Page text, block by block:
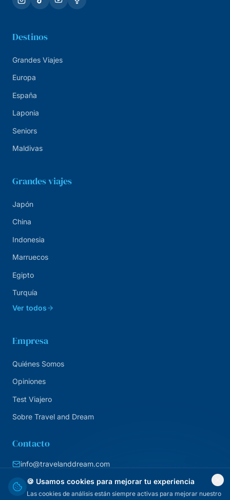
🍪 Usamos cookies para mejorar tu experiencia
Las cookies de análisis están siempre activas para mejorar nuestro
Destinos
Grandes Viajes
Europa
España
Laponia
Seniors
Maldivas
Grandes viajes
Japón
China
Indonesia
Marruecos
Egipto
Turquía
Ver todos
Empresa
Quiénes Somos
Opiniones
Test Viajero
Sobre Travel and Dream
Contacto
info@travelanddream.com
+34 684 226 007
Agencia online · España